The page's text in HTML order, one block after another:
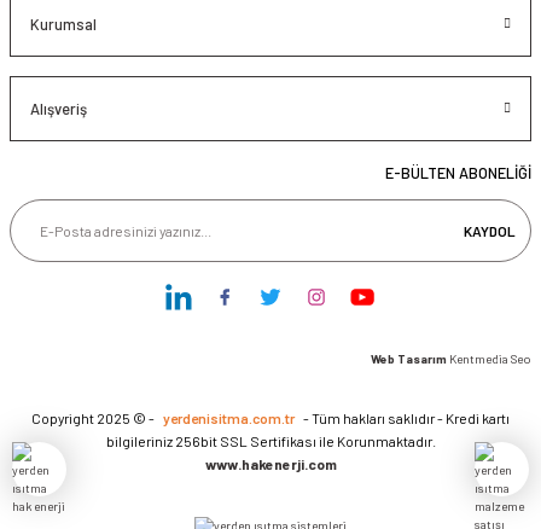
Kurumsal
Alışveriş
E-BÜLTEN ABONELİĞİ
KAYDOL
Web Tasarım Kentmedia Seo
Copyright 2025 © - yerdenisitma.com.tr - Tüm hakları saklıdır - Kredi kartı
bilgileriniz 256bit SSL Sertifikası ile Korunmaktadır.
www.hakenerji.com